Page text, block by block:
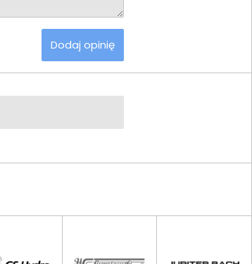
Dodaj opinię